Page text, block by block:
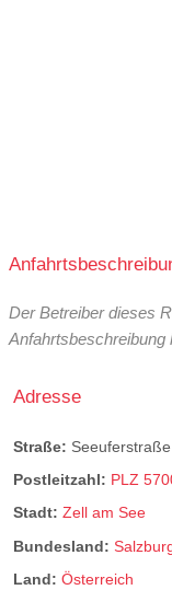
Der Betreiber dieses
Anfahrtsbeschreibung
Adresse
Straße: Seeuferstraße
Postleitzahl: PLZ
Stadt: Zell am See
Bundesland:
Land: Österreich